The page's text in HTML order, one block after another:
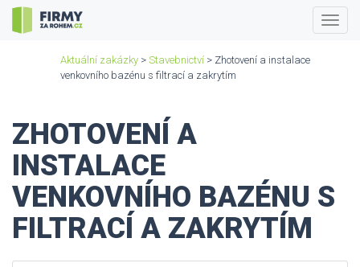
Aktuální zakázky > Stavebnictví > Zhotovení a instalace
venkovního bazénu s filtrací a zakrytím
ZHOTOVENÍ A
INSTALACE
VENKOVNÍHO BAZÉNU S
FILTRACÍ A ZAKRYTÍM